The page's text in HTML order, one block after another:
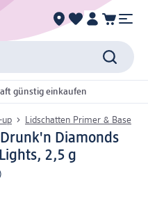
günstig einkaufen
up Lidschatten Primer & Base
Diamonds
2,5 g